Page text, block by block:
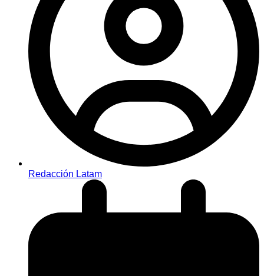
Redacción Latam